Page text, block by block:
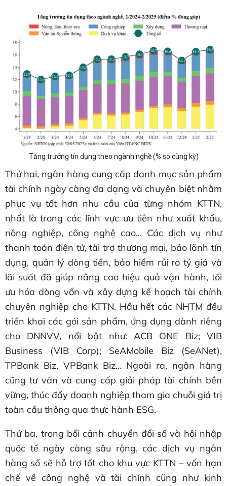
Tăng trưởng tín dụng theo ngành nghề (% so cùng kỳ)
Thứ hai, ngân hàng cung cấp danh mục sản phẩm
tài chính ngày càng đa dạng và chuyên biệt nhằm
phục vụ tốt hơn nhu cầu của từng nhóm KTTN,
nhất là trong các lĩnh vực ưu tiên như xuất khẩu,
nông nghiệp, công nghệ cao... Các dịch vụ như
thanh toán điện tử, tài trợ thương mại, bảo lãnh tín
dụng, quản lý dòng tiền, bảo hiểm rủi ro tỷ giá và
lãi suất đã giúp nâng cao hiệu quả vận hành, tối
ưu hóa dòng vốn và xây dựng kế hoạch tài chính
chuyên nghiệp cho KTTN. Hầu hết các NHTM đều
triển khai các gói sản phẩm, ứng dụng dành riêng
cho DNNVV, nổi bật như: ACB ONE Biz; VIB
Business (VIB Corp); SeAMobile Biz (SeANet),
TPBank Biz, VPBank Biz… Ngoài ra, ngân hàng
cũng tư vấn và cung cấp giải pháp tài chính bền
vững, thúc đẩy doanh nghiệp tham gia chuỗi giá trị
toàn cầu thông qua thực hành ESG.
Thứ ba, trong bối cảnh chuyển đổi số và hội nhập
quốc tế ngày càng sâu rộng, các dịch vụ ngân
hàng số sẽ hỗ trợ tốt cho khu vực KTTN – vốn hạn
chế về công nghệ và tài chính cũng như kinh